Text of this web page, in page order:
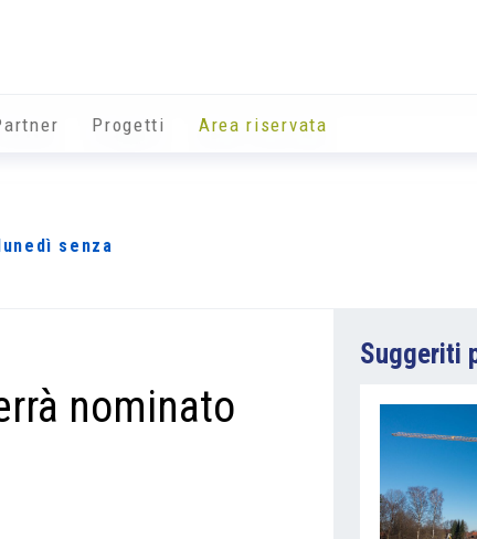
Progetti Area riservata
senza
nominato
Suggeriti